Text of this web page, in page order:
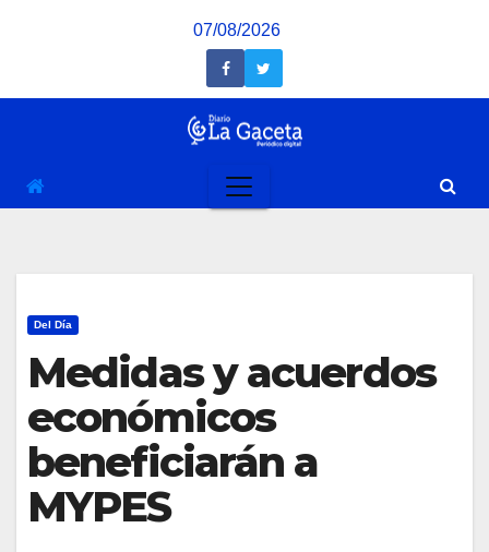
07/08/2026
Del Día
Medidas y acuerdos
económicos
beneficiarán a
MYPES